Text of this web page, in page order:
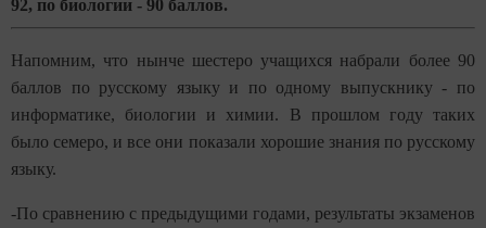
92, по биологии - 90 баллов.
Напомним, что нынче шестеро учащихся набрали более 90
баллов по русскому языку и по одному выпускнику - по
информатике, биологии и химии. В прошлом году таких
было семеро, и все они показали хорошие знания по русскому
языку.
-По сравнению с предыдущими годами, результаты экзаменов